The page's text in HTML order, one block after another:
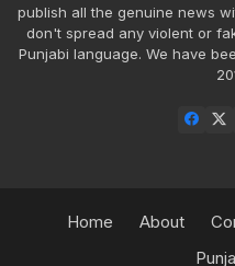
publish all the genuine news
don't spread any violent or
Punjabi language. We have
Home About